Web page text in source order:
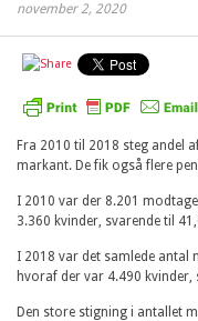
november 2, 2020
Fra 2010 til 2018 steg andel
markant. De fik også flere
I 2010 var der 8.201
3.360 kvinder, svarende til
I 2018 var det samlede antal
hvoraf der var 4.490
Den store stigning i antallet